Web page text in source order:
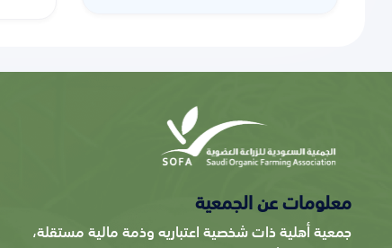
معلومات عن الجمعية
جمعية أهلية ذات شخصية اعتباريه وذمة مالية مستقلة،